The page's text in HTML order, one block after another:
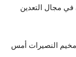
في مجال التعدين